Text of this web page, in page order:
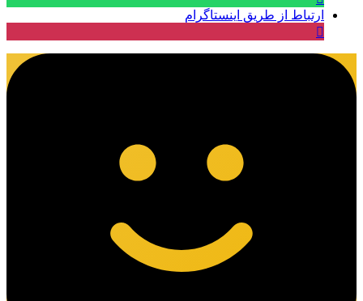
ارتباط از طریق اینستاگرام